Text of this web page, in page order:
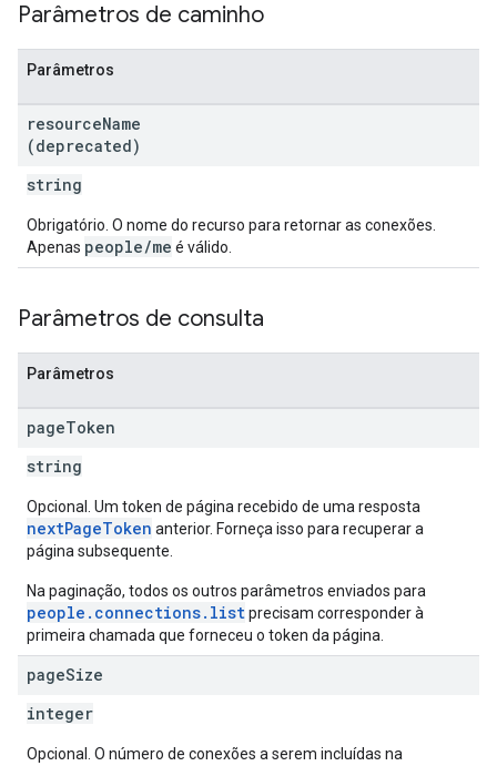
Parâmetros de caminho
Parâmetros
resourceName
(deprecated)
string
Obrigatório. O nome do recurso para retornar as conexões.
Apenas people/me é válido.
Parâmetros de consulta
Parâmetros
pageToken
string
Opcional. Um token de página recebido de uma resposta
nextPageToken anterior. Forneça isso para recuperar a
página subsequente.
Na paginação, todos os outros parâmetros enviados para
people.connections.listprecisam corresponder à
primeira chamada que forneceu o token da página.
pageSize
integer
Opcional. O número de conexões a serem incluídas na